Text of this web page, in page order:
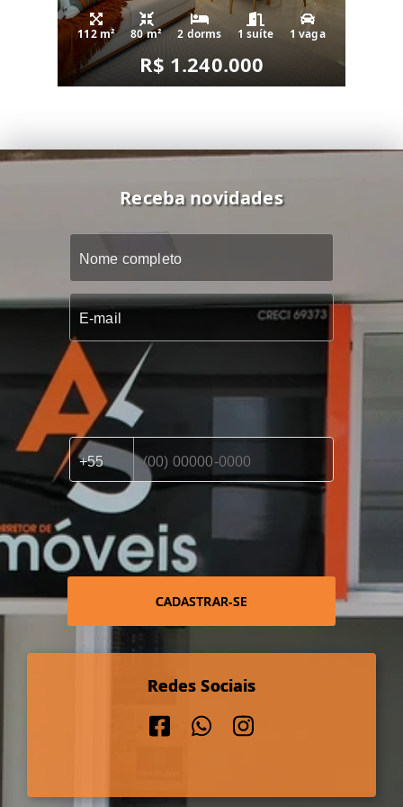
112 m² 80 m² 2 dorms 1 suíte 1 vaga
R$ 1.240.000
Receba novidades
CADASTRAR-SE
Redes Sociais